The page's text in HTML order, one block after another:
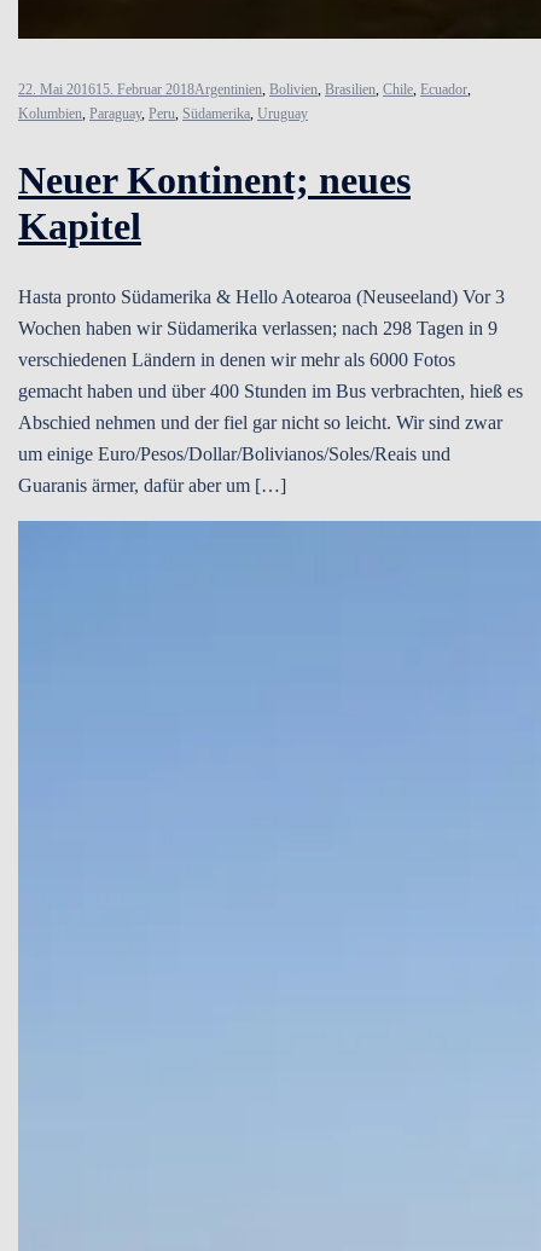
22. Mai 201615. Februar 2018Argentinien, Bolivien, Brasilien, Chile, Ecuador,
Kolumbien, Paraguay, Peru, Südamerika, Uruguay
Neuer Kontinent; neues
Kapitel
Hasta pronto Südamerika & Hello Aotearoa (Neuseeland) Vor 3
Wochen haben wir Südamerika verlassen; nach 298 Tagen in 9
verschiedenen Ländern in denen wir mehr als 6000 Fotos
gemacht haben und über 400 Stunden im Bus verbrachten, hieß es
Abschied nehmen und der fiel gar nicht so leicht. Wir sind zwar
um einige Euro/Pesos/Dollar/Bolivianos/Soles/Reais und
Guaranis ärmer, dafür aber um […]